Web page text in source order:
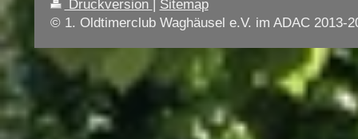
Druckversion | Sitemap
© 1. Oldtimerclub Waghäusel e.V. im ADAC 2013-